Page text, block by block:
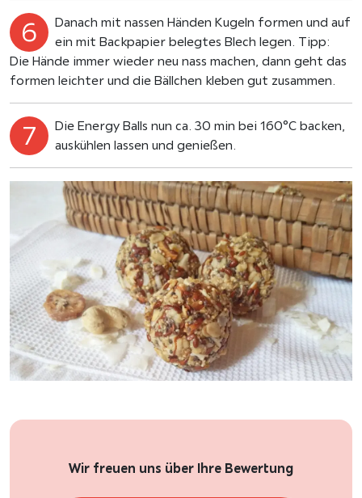
Danach mit nassen Händen Kugeln formen und auf
ein mit Backpapier belegtes Blech legen. Tipp:
Die Hände immer wieder neu nass machen, dann geht das
formen leichter und die Bällchen kleben gut zusammen.
Die Energy Balls nun ca. 30 min bei 160°C backen,
auskühlen lassen und genießen.
Wir freuen uns über Ihre Bewertung